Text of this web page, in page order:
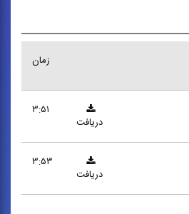
زمان
۳:۵۱
دریافت
۳:۵۳
دریافت